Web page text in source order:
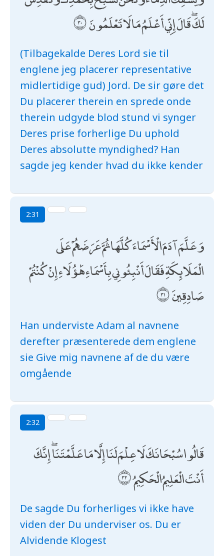
لَكَ ۖ قَالَ إِنِّي أَعْلَمُ مَا لَا تَعْلَمُونَ
(Tilbagekalde Deres Lord sie til
englene jeg placerer representative
midlertidige gud) Jord. De sir gøre det
Du placerer therein en sprede onde
therein udgyde blod stund vi synger
Deres prise forherlige Du uphold
Deres absolutte myndighed? Han
sagde jeg kender hvad du ikke kender
2:31
وَعَلَّمَ آدَمَ الْأَسْمَاءَ كُلَّهَا ثُمَّ عَرَضَهُمْ عَلَى
الْمَلَائِكَةِ فَقَالَ أَنْبِئُونِي بِأَسْمَاءِ هَٰؤُلَاءِ إِنْ كُنْتُمْ
صَادِقِينَ
Han underviste Adam al navnene
derefter præsenterede dem englene
sie Give mig navnene af de du være
omgående
2:32
قَالُوا سُبْحَانَكَ لَا عِلْمَ لَنَا إِلَّا مَا عَلَّمْتَنَا ۖ إِنَّكَ
أَنْتَ الْعَلِيمُ الْحَكِيمُ
De sagde Du forherliges vi ikke have
viden der Du underviser os. Du er
Alvidende Klogest